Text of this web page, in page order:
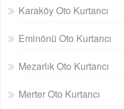
Karaköy Oto Kurtarıcı
Eminönü Oto Kurtarıcı
Mezarlık Oto Kurtarıcı
Merter Oto Kurtarıcı